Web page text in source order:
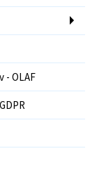
- OLAF